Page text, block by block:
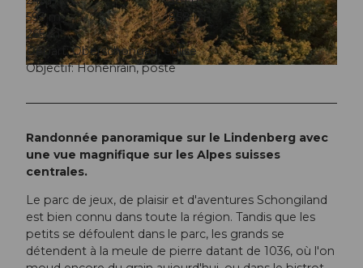
© Nico Hess, Seetal Tourismus
593 m
858 m
265 m
Départ: Oberschongau, église
Objectif: Hohenrain, poste
Randonnée panoramique sur le Lindenberg avec
une vue magnifique sur les Alpes suisses
centrales.
Le parc de jeux, de plaisir et d'aventures Schongiland
est bien connu dans toute la région. Tandis que les
petits se défoulent dans le parc, les grands se
détendent à la meule de pierre datant de 1036, où l'on